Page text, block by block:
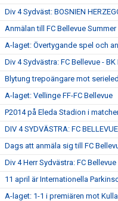
Div 4 Sydväst: BOSNIEN
Anmälan till FC Bellevue Summer
A-laget: Övertygande spel och
Div 4 Sydvästra: FC Bellevue - BK
Blytung trepoängare mot
A-laget: Vellinge FF-FC Bellevue
P2014 på Eleda Stadion i
DIV 4 SYDVÄSTRA: FC
Dags att anmäla sig till FC
Div 4 Herr Sydvästra: FC
11 april är Internationella
A-laget: 1-1 i premiären mot